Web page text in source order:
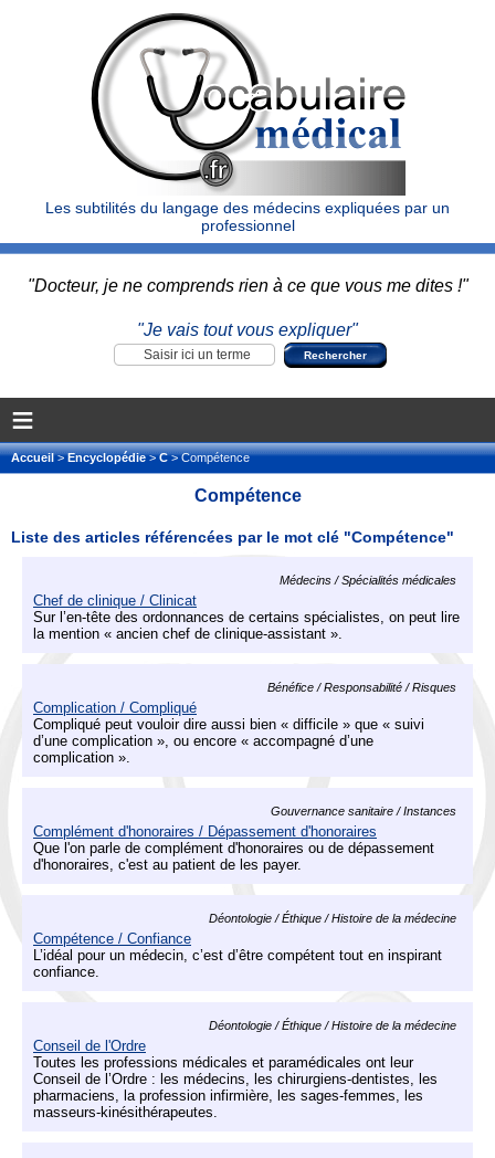
Les subtilités du langage des médecins expliquées par un
professionnel
"Docteur, je ne comprends rien à ce que vous me dites !"
"Je vais tout vous expliquer"
≡
Accueil>Encyclopédie>C> Compétence
Compétence
Liste des articles référencées par le mot clé "Compétence"
Médecins / Spécialités médicales
Chef de clinique / Clinicat
Sur l’en-tête des ordonnances de certains spécialistes, on peut lire
la mention « ancien chef de clinique-assistant ».
Bénéfice / Responsabilité / Risques
Complication / Compliqué
Compliqué peut vouloir dire aussi bien « difficile » que « suivi
d’une complication », ou encore « accompagné d’une
complication ».
Gouvernance sanitaire / Instances
Complément d'honoraires / Dépassement d'honoraires
Que l'on parle de complément d'honoraires ou de dépassement
d'honoraires, c'est au patient de les payer.
Déontologie / Éthique / Histoire de la médecine
Compétence / Confiance
L’idéal pour un médecin, c’est d’être compétent tout en inspirant
confiance.
Déontologie / Éthique / Histoire de la médecine
Conseil de l'Ordre
Toutes les professions médicales et paramédicales ont leur
Conseil de l’Ordre : les médecins, les chirurgiens-dentistes, les
pharmaciens, la profession infirmière, les sages-femmes, les
masseurs-kinésithérapeutes.